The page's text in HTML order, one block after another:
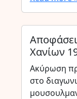
Χανίων
Ακύρωση
στο